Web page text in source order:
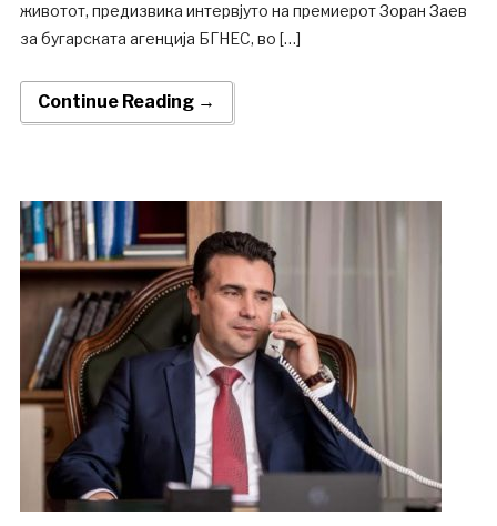
животот, предизвика интервјуто на премиерот Зоран Заев
за бугарската агенција БГНЕС, во […]
Continue Reading →